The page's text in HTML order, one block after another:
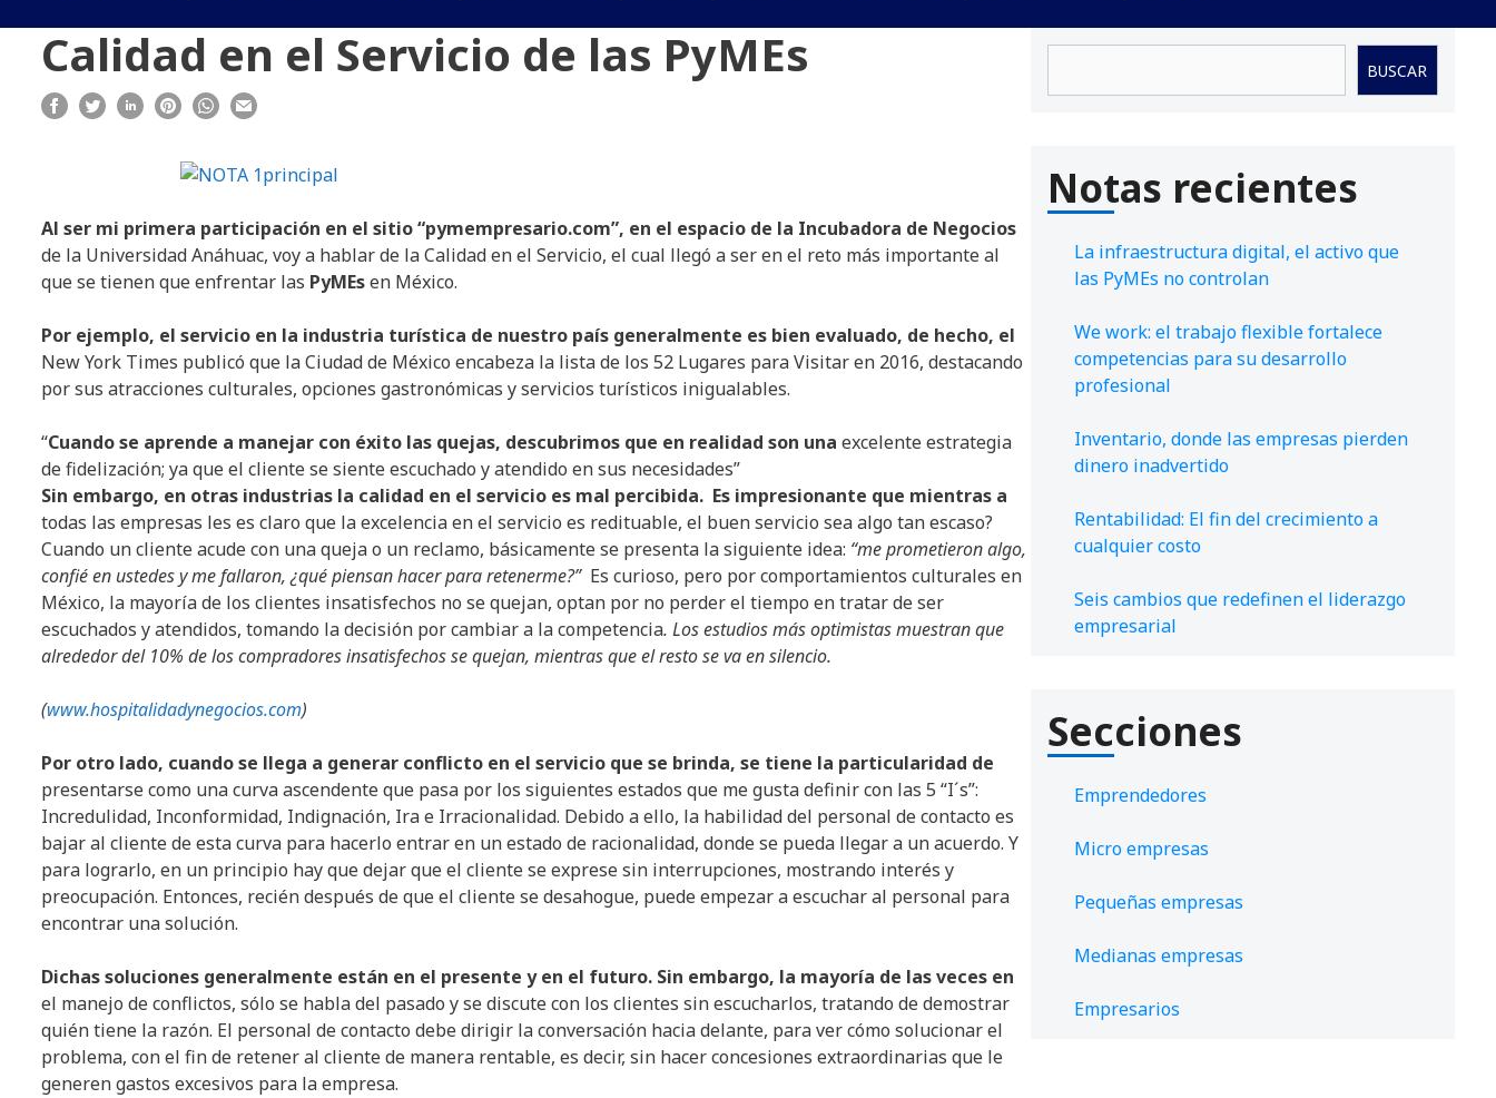
Calidad en el Servicio de las PyMEs
Al ser mi primera participación en el sitio “pymempresario.com”, en el espacio de la Incubadora de Negocios
de la Universidad Anáhuac, voy a hablar de la Calidad en el Servicio, el cual llegó a ser en el reto más importante al
que se tienen que enfrentar las PyMEsen México.
Por ejemplo, el servicio en la industria turística de nuestro país generalmente es bien evaluado, de hecho, el
New York Times publicó que la Ciudad de México encabeza la lista de los 52 Lugares para Visitar en 2016, destacando
por sus atracciones culturales, opciones gastronómicas y servicios turísticos inigualables.
“Cuando se aprende a manejar con éxito las quejas, descubrimos que en realidad son una excelente estrategia
de fidelización; ya que el cliente se siente escuchado y atendido en sus necesidades”
Sin embargo, en otras industrias la calidad en el servicio es mal percibida. Es impresionante que mientras a
todas las empresas les es claro que la excelencia en el servicio es redituable, el buen servicio sea algo tan escaso?
Cuando un cliente acude con una queja o un reclamo, básicamente se presenta la siguiente idea: “me prometieron algo,
confié en ustedes y me fallaron, ¿qué piensan hacer para retenerme?” Es curioso, pero por comportamientos culturales en
México, la mayoría de los clientes insatisfechos no se quejan, optan por no perder el tiempo en tratar de ser
escuchados y atendidos, tomando la decisión por cambiar a la competencia. Los estudios más optimistas muestran que
alrededor del 10% de los compradores insatisfechos se quejan, mientras que el resto se va en silencio.
(www.hospitalidadynegocios.com)
Por otro lado, cuando se llega a generar conflicto en el servicio que se brinda, se tiene la particularidad de
presentarse como una curva ascendente que pasa por los siguientes estados que me gusta definir con las 5 “I´s”:
Incredulidad, Inconformidad, Indignación, Ira e Irracionalidad. Debido a ello, la habilidad del personal de contacto es
bajar al cliente de esta curva para hacerlo entrar en un estado de racionalidad, donde se pueda llegar a un acuerdo. Y
para lograrlo, en un principio hay que dejar que el cliente se exprese sin interrupciones, mostrando interés y
preocupación. Entonces, recién después de que el cliente se desahogue, puede empezar a escuchar al personal para
encontrar una solución.
Dichas soluciones generalmente están en el presente y en el futuro. Sin embargo, la mayoría de las veces en
el manejo de conflictos, sólo se habla del pasado y se discute con los clientes sin escucharlos, tratando de demostrar
quién tiene la razón. El personal de contacto debe dirigir la conversación hacia delante, para ver cómo solucionar el
problema, con el fin de retener al cliente de manera rentable, es decir, sin hacer concesiones extraordinarias que le
generen gastos excesivos para la empresa.
BUSCAR
Notas recientes
La infraestructura digital, el activo que
las PyMEs no controlan
We work: el trabajo flexible fortalece
competencias para su desarrollo
profesional
Inventario, donde las empresas pierden
dinero inadvertido
Rentabilidad: El fin del crecimiento a
cualquier costo
Seis cambios que redefinen el liderazgo
empresarial
Secciones
Emprendedores
Micro empresas
Pequeñas empresas
Medianas empresas
Empresarios